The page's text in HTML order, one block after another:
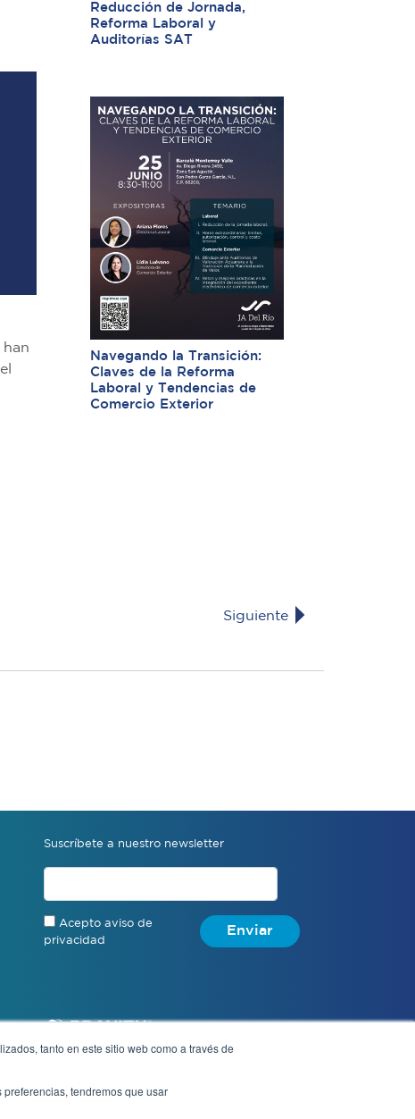
tanto en este sitio web como a través de
tendremos que usar
Reducción de Jornada,
Reforma Laboral y
Auditorías SAT
Navegando la Transición:
Claves de la Reforma
Laboral y Tendencias de
Comercio Exterior
Siguiente
Suscríbete a nuestro newsletter
Acepto aviso de
privacidad
Enviar
Aviso de privacidad